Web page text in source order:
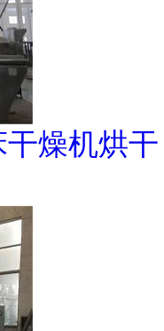
燥机烘干